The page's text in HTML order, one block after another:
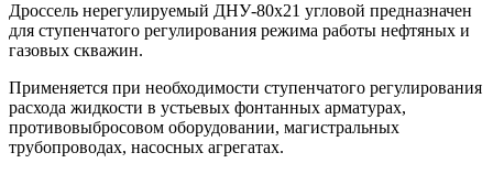
Дроссель нерегулируемый ДНУ-80х21 угловой предназначен
для ступенчатого регулирования режима работы нефтяных и
газовых скважин.
Применяется при необходимости ступенчатого регулирования
расхода жидкости в устьевых фонтанных арматурах,
противовыбросовом оборудовании, магистральных
трубопроводах, насосных агрегатах.